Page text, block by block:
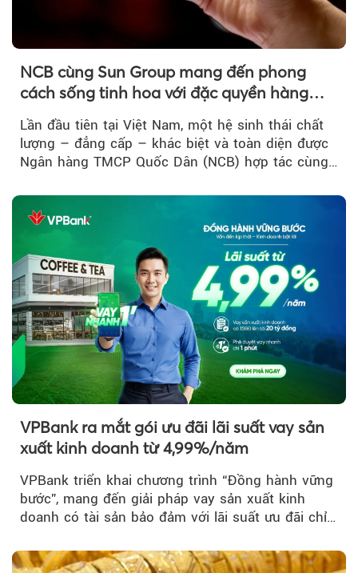
NCB cùng Sun Group mang đến phong
cách sống tinh hoa với đặc quyền hàng
Lần đầu tiên tại Việt Nam, một hệ sinh thái chất
lượng – đẳng cấp – khác biệt và toàn diện được
Ngân hàng TMCP Quốc Dân (NCB) hợp tác cùng
VPBank ra mắt gói ưu đãi lãi suất vay sản
xuất kinh doanh từ 4,99%/năm
VPBank triển khai chương trình “Đồng hành vững
bước”, mang đến giải pháp vay sản xuất kinh
doanh có tài sản bảo đảm với lãi suất ưu đãi chỉ